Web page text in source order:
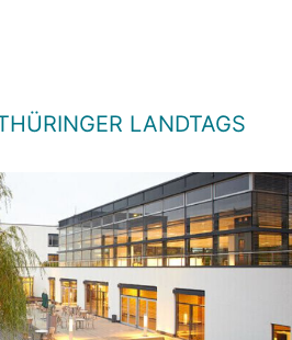
LANDTAGS